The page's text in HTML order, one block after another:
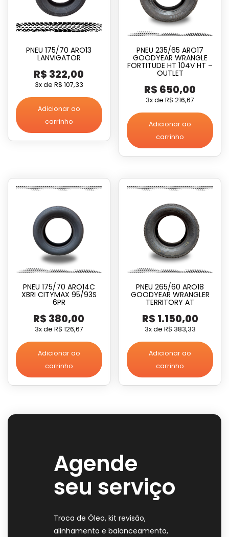
PNEU 175/70 ARO13
LANVIGATOR
R$ 322,00
3x de R$ 107,33
Adicionar ao
carrinho
PNEU 235/65 ARO17
GOODYEAR WRANGLE
FORTITUDE HT 104V HT –
OUTLET
R$ 650,00
3x deR$ 216,67
Adicionar ao
carrinho
PNEU 175/70 ARO14C
XBRI CITYMAX 95/93S
6PR
R$ 380,00
3x de R$ 126,67
Adicionar ao
carrinho
PNEU 265/60 ARO18
GOODYEAR WRANGLER
TERRITORY AT
R$ 1.150,00
3x de R$ 383,33
Adicionar ao
carrinho
Agende
seu serviço
Troca de Óleo, kit revisão,
alinhamento e balanceamento,